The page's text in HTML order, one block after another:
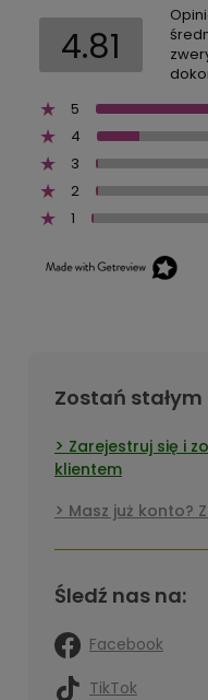
4.81
5
4
3
2
1
Zostań
Zarejestruj się i
klientem
Masz już konto?
Śledź nas na:
Facebook
TikTok